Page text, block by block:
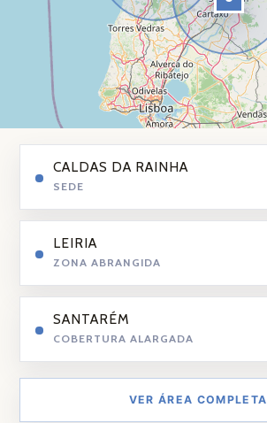
CALDAS DA RAINHA
SEDE
LEIRIA
ZONA ABRANGIDA
SANTARÉM
COBERTURA ALARGADA
VER ÁREA COMPLETA